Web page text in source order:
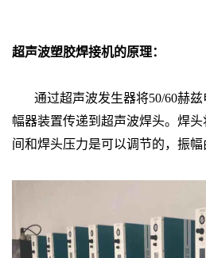
超声波塑胶焊接机的原理：
通过超声波发生器将50/60赫兹
幅器装置传递到超声波焊头。焊
间和焊头压力是可以调节的，振幅